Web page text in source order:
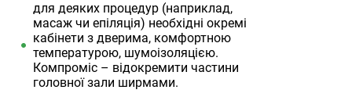
для деяких процедур (наприклад,
масаж чи епіляція) необхідні окремі
кабінети з дверима, комфортною
температурою, шумоізоляцією.
Компроміс – відокремити частини
головної зали ширмами.